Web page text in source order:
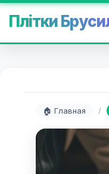
Плітки
🏠 Главная /